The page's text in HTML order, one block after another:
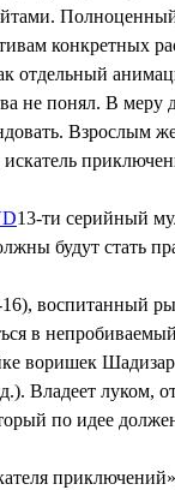
конкретных
отдельный
не понял. В
Взрослым
13-ти серийный
будут стать
воспитанный
в
воришек
Владеет
по идее